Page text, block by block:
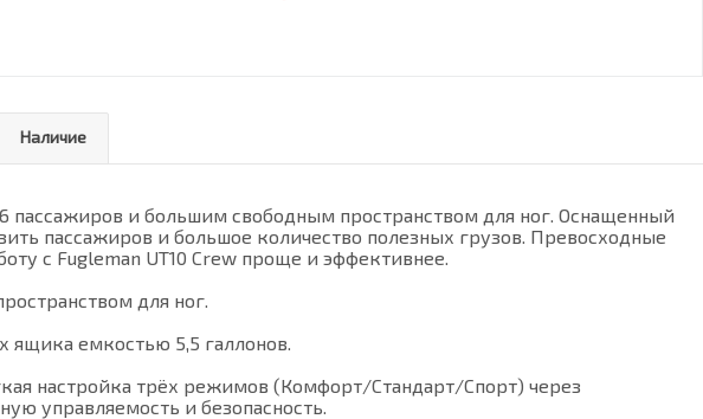
Наличие
пассажиров и большим свободным пространством для ног. Оснащенный
пассажиров и большое количество полезных грузов. Превосходные
с Fugleman UT10 Crew проще и эффективнее.
для ног.
емкостью 5,5 галлонов.
настройка трёх режимов (Комфорт/Стандарт/Спорт) через
управляемость и безопасность.